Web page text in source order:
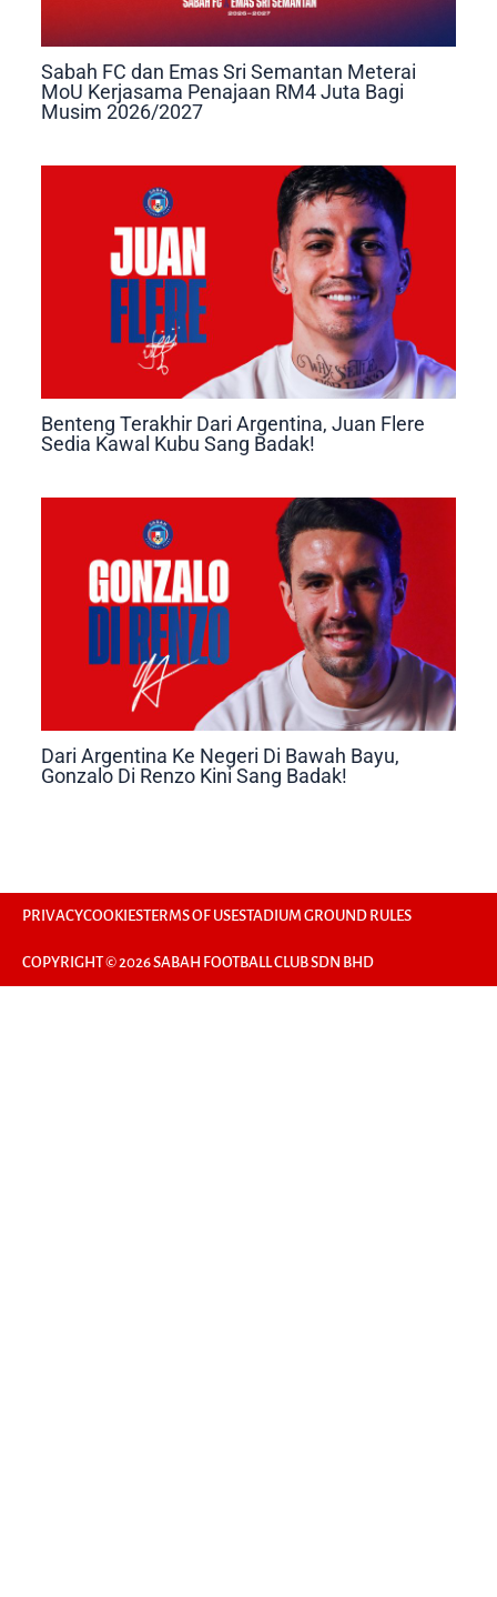
Sabah FC dan Emas Sri Semantan Meterai
MoU Kerjasama Penajaan RM4 Juta Bagi
Musim 2026/2027
Benteng Terakhir Dari Argentina, Juan Flere
Sedia Kawal Kubu Sang Badak!
Dari Argentina Ke Negeri Di Bawah Bayu,
Gonzalo Di Renzo Kini Sang Badak!
PRIVACYCOOKIESTERMS OF USESTADIUM GROUND RULES
COPYRIGHT © 2026 SABAH FOOTBALL CLUB SDN BHD